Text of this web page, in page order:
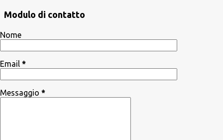
Modulo di contatto
Nome
Email *
Messaggio *